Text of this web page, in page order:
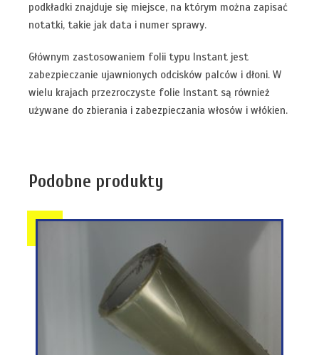
podkładki znajduje się miejsce, na którym można zapisać
notatki, takie jak data i numer sprawy.
Głównym zastosowaniem folii typu Instant jest
zabezpieczanie ujawnionych odcisków palców i dłoni. W
wielu krajach przezroczyste folie Instant są również
używane do zbierania i zabezpieczania włosów i włókien.
Podobne produkty